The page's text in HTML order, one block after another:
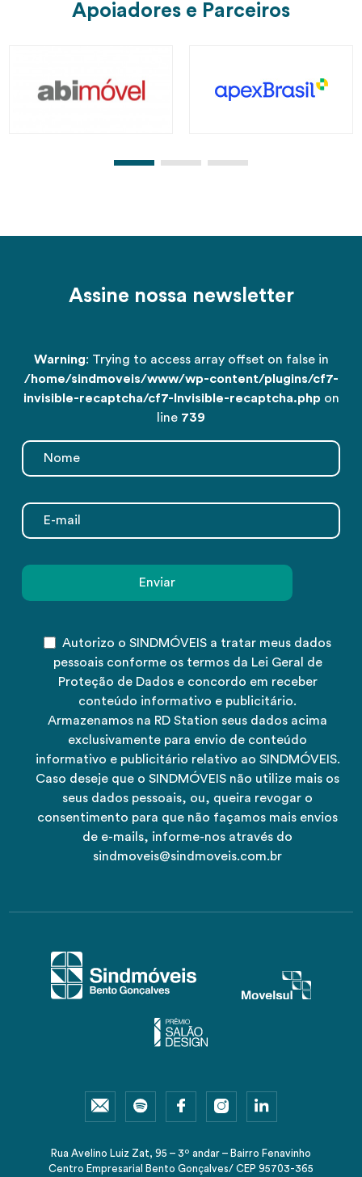
Apoiadores e Parceiros
Assine nossa newsletter
Warning: Trying to access array offset on false in
/home/sindmoveis/www/wp-content/plugins/cf7-
invisible-recaptcha/cf7-Invisible-recaptcha.php on
line 739
Autorizo o SINDMÓVEIS a tratar meus dados
pessoais conforme os termos da Lei Geral de
Proteção de Dados e concordo em receber
conteúdo informativo e publicitário.
Armazenamos na RD Station seus dados acima
exclusivamente para envio de conteúdo
informativo e publicitário relativo ao SINDMÓVEIS.
Caso deseje que o SINDMÓVEIS não utilize mais os
seus dados pessoais, ou, queira revogar o
consentimento para que não façamos mais envios
de e-mails, informe-nos através do
sindmoveis@sindmoveis.com.br
Rua Avelino Luiz Zat, 95 – 3º andar – Bairro Fenavinho
Centro Empresarial Bento Gonçalves/ CEP 95703-365